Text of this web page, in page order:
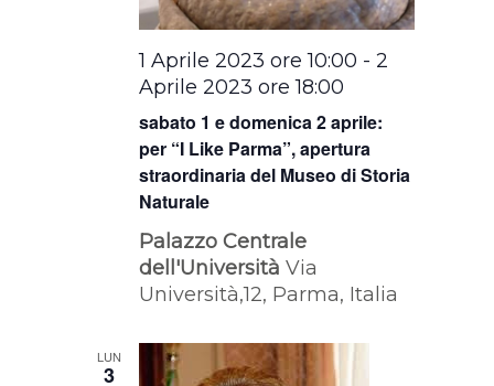
sabato 1 e domenica 2 aprile:
per “I Like Parma”, apertura
straordinaria del Museo di Storia
Naturale
1 Aprile 2023 ore 10:00 -2
Aprile 2023 ore 18:00
Palazzo Centrale
dell'UniversitàVia
Università,12, Parma, Italia
LUN
3